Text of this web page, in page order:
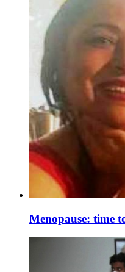
Menopause: time